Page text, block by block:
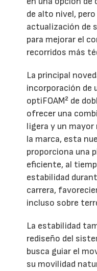
de alto nivel,
actualización de
para mejorar el
recorridos más
La principal
incorporación de
optiFOAM² de
ofrecer una
ligera y un mayor
la marca, esta
proporciona una
eficiente, al
estabilidad
carrera,
incluso sobre
La estabilidad
rediseño del
busca guiar el
su movilidad